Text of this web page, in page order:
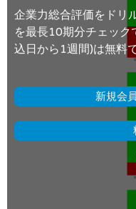
企業力総合評価をドリ
を最長10期分チェック
込日から1週間)は無料
新規会